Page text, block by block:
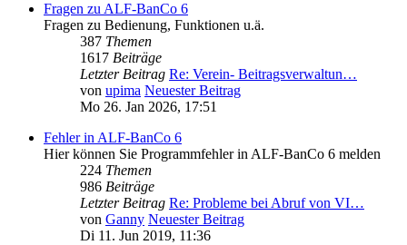
Fragen zu ALF-BanCo 6
Fragen zu Bedienung, Funktionen u.ä.
387 Themen
1617 Beiträge
Letzter Beitrag Re: Verein- Beitragsverwaltun…
von upima Neuester Beitrag
Mo 26. Jan 2026, 17:51
Fehler in ALF-BanCo 6
Hier können Sie Programmfehler in ALF-BanCo 6 melden
224 Themen
986 Beiträge
Letzter Beitrag Re: Probleme bei Abruf von VI…
von Ganny Neuester Beitrag
Di 11. Jun 2019, 11:36